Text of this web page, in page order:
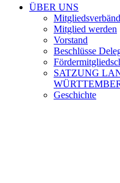
ÜBER UNS
Mitglied werden
Vorstand
Beschlüsse
SATZUNG
Geschichte